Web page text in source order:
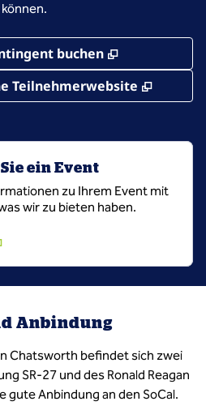
können.
buchen ,
Teilnehmerwebsite
,
ein Event
zu Ihrem Event mit
wir zu bieten haben.
Anbindung
Chatsworth befindet sich zwei
SR-27 und des Ronald Reagan
gute Anbindung an den SoCal.